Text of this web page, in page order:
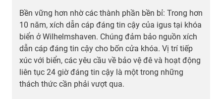
Bền vững hơn nhờ các thành phần bền bỉ: Trong hơn
10 năm, xích dẫn cáp đáng tin cậy của igus tại khóa
biển ở Wilhelmshaven. Chúng đảm bảo nguồn xích
dẫn cáp đáng tin cậy cho bốn cửa khóa. Vị trí tiếp
xúc với biển, các yêu cầu về bảo vệ đê và hoạt động
liên tục 24 giờ đáng tin cậy là một trong những
thách thức cần phải vượt qua.